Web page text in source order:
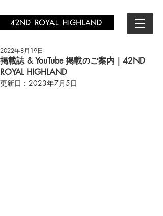
掲載誌 & YouTube 掲載のご案内｜42ND
ROYAL HIGHLAND
2022年8月19日
更新日： 2023年7月5日